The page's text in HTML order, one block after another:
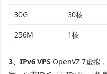
30G 30核
256M 1核
3、IPv6 VPS OpenVZ 7虚拟